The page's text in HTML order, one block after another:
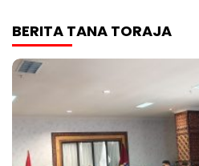
BERITA TANA TORAJA